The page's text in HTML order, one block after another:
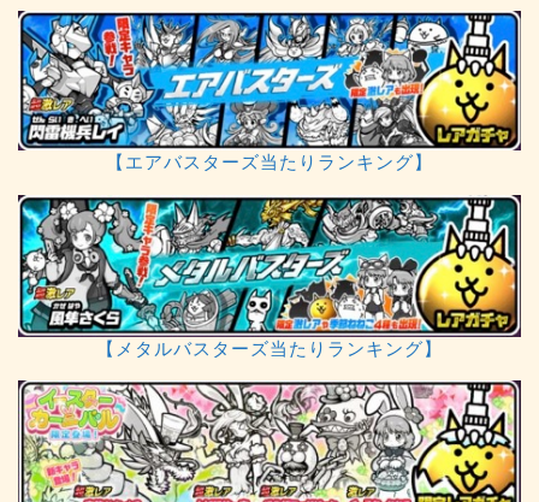
【エアバスターズ当たりランキング】
【メタルバスターズ当たりランキング】